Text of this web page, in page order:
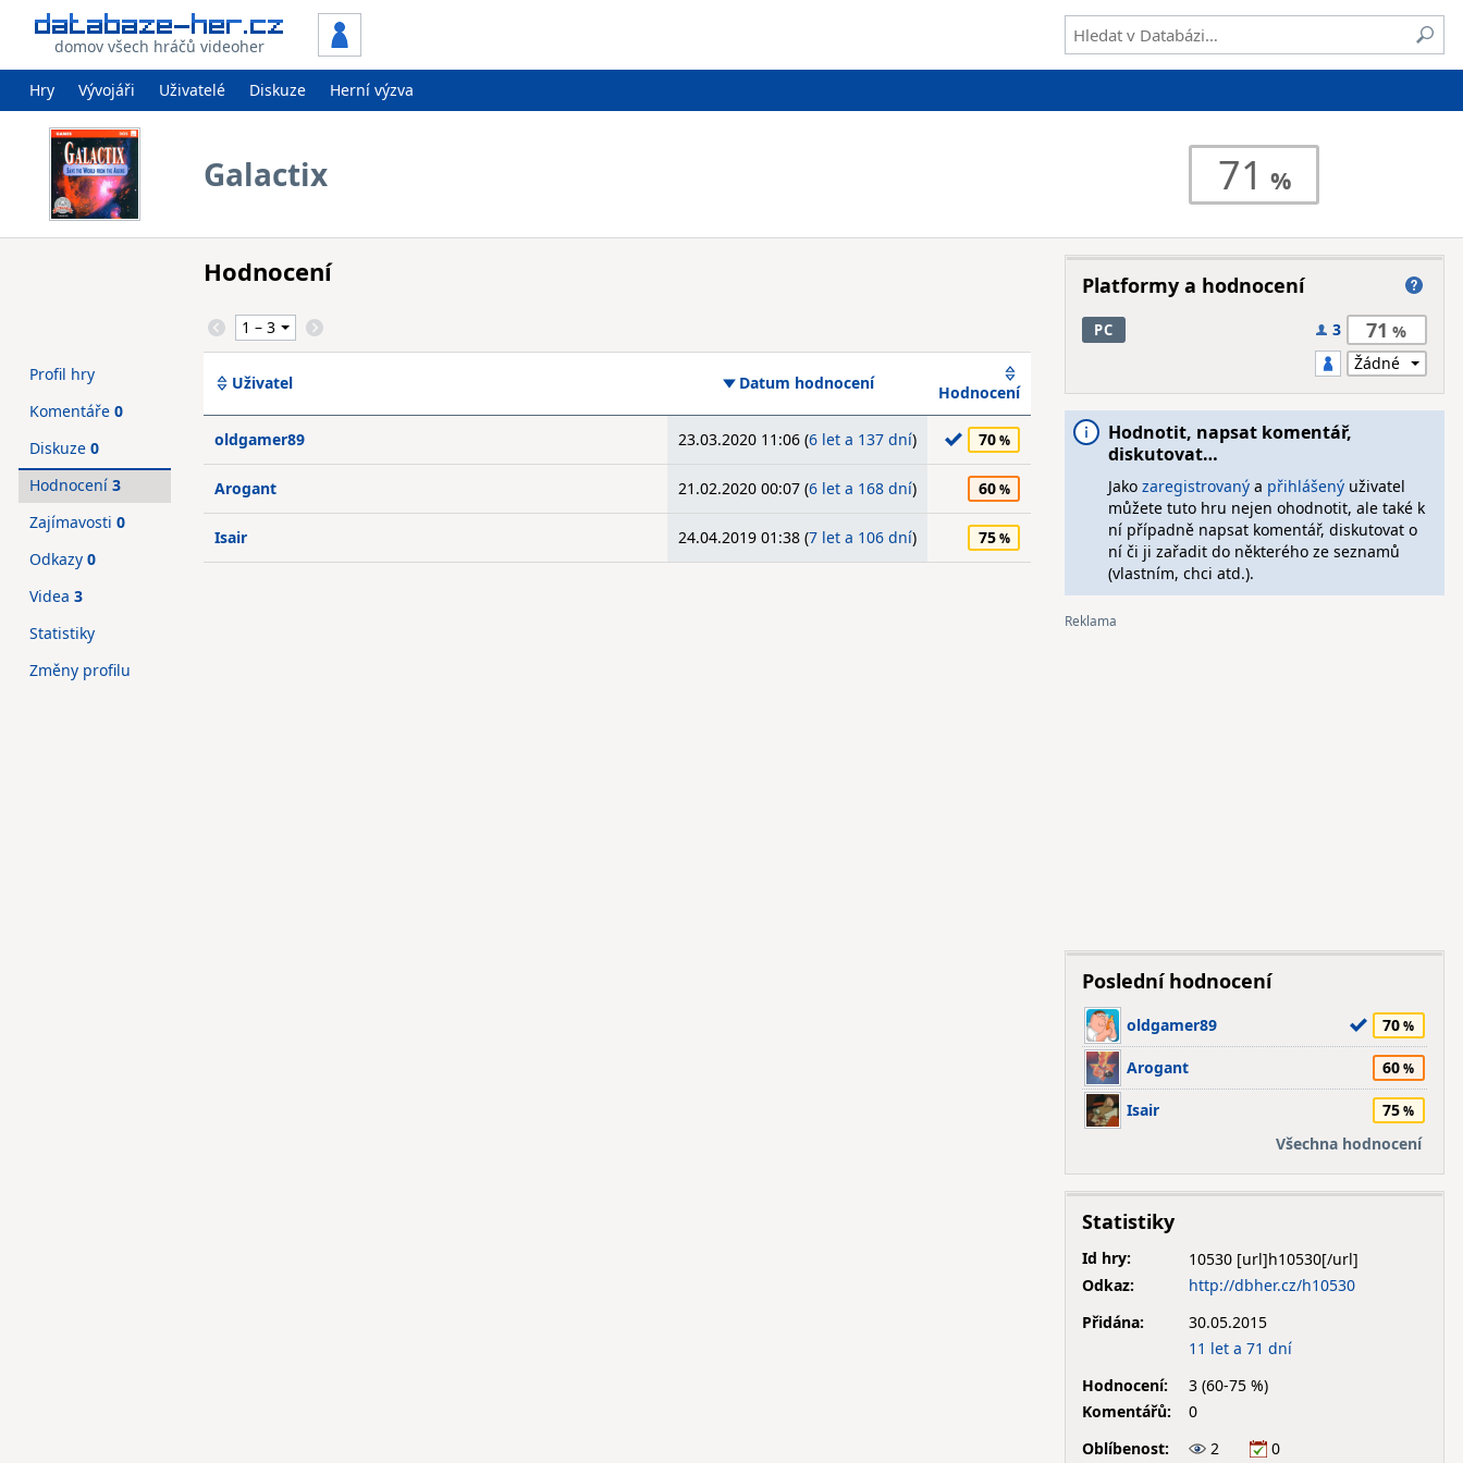
domov všech hráčů videoher
Hry Vývojáři Uživatelé Diskuze Herní výzva
Galactix 71
Hodnocení
Uživatel Datum hodnocení Hodnocení
oldgamer89 23.03.2020 11:06 (6 let a 137 dní) 70
Arogant 21.02.2020 00:07 (6 let a 168 dní) 60
Isair 24.04.2019 01:38 (7 let a 106 dní) 75
Profil hry
Komentáře 0
Diskuze 0
Hodnocení 3
Zajímavosti 0
Odkazy 0
Videa 3
Statistiky
Změny profilu
Platformy a hodnocení
PC 3 71
Hodnotit, napsat komentář,
diskutovat…
Jako zaregistrovanýa přihlášenýuživatel
můžete tuto hru nejen ohodnotit, ale také k
ní případně napsat komentář, diskutovat o
ní či ji zařadit do některého ze seznamů
(vlastním, chci atd.).
Poslední hodnocení
oldgamer89 70
Arogant 60
Isair
75
Všechna hodnocení
Statistiky
Id hry:
10530
Odkaz:
http://dbher.cz/h10530
Přidána:
30.05.2015
11 let a 71 dní
Hodnocení:
3 (60-75 %)
Komentářů:
0
Oblíbenost:
2 0